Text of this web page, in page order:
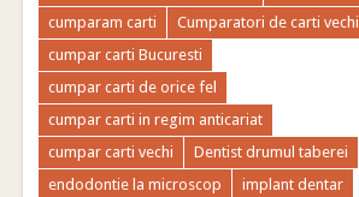
cumparam carti
Cumparatori de carti vechi
cumpar carti Bucuresti
cumpar carti de orice fel
cumpar carti in regim anticariat
cumpar carti vechi
Dentist drumul taberei
endodontie la microscop
implant dentar